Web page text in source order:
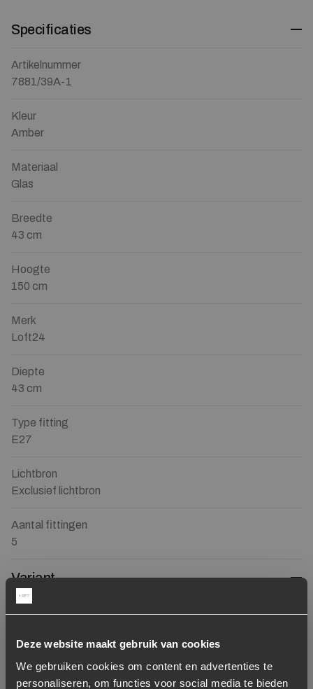
Deze website maakt gebruik van cookies
We gebruiken cookies om content en advertenties te
personaliseren, om functies voor social media te bieden
Specificaties
Artikelnummer
7881/39A-1
Kleur
Amber
Materiaal
Glas
Breedte
43 cm
Hoogte
150 cm
Merk
Loft24
Diepte
43 cm
Type fitting
E27
Lichtbron
Exclusief lichtbron
Aantal fittingen
5
Variant
149